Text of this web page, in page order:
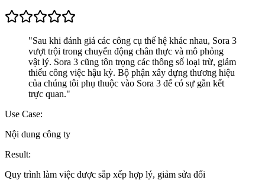
"Sau khi đánh giá các công cụ thế hệ khác nhau, Sora 3
vượt trội trong chuyển động chân thực và mô phỏng
vật lý. Sora 3 cũng tôn trọng các thông số loại trừ, giảm
thiểu công việc hậu kỳ. Bộ phận xây dựng thương hiệu
của chúng tôi phụ thuộc vào Sora 3 để có sự gắn kết
trực quan."
Use Case:
Nội dung công ty
Result:
Quy trình làm việc được sắp xếp hợp lý, giảm sửa đổi